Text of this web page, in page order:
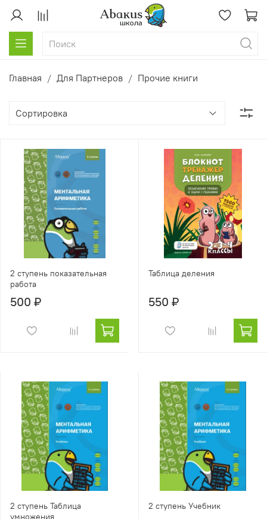
Главная Для Партнеров Прочие книги
2 ступень показательная
работа
500 ₽
Таблица деления
550 ₽
2 ступень Таблица
умножения
2 ступень Учебник